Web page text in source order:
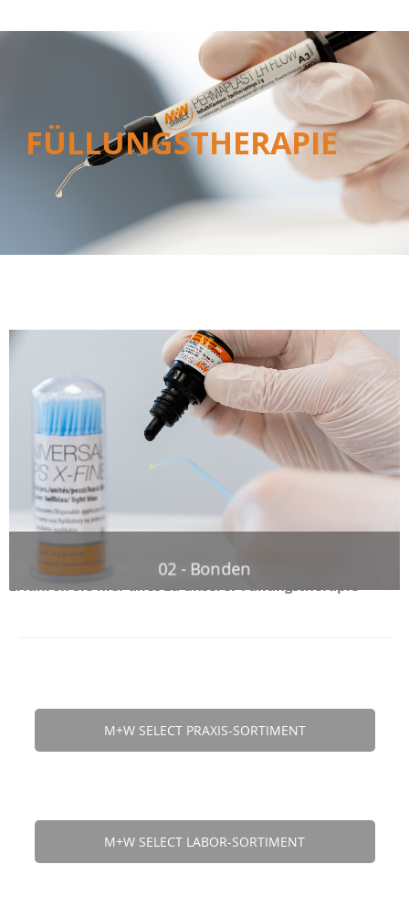
FÜLLUNGSTHERAPIE
02 - Bonden
Erfahren Sie hier alles zu unserer Füllungstherapie
M+W SELECT PRAXIS-SORTIMENT
M+W SELECT LABOR-SORTIMENT